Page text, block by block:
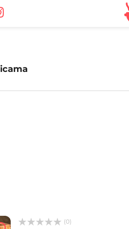


 (0)